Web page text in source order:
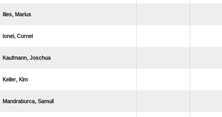
 
 
 
 
 